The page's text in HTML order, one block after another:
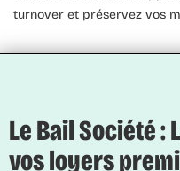
turnover et préservez vos
Le Bail Société
vos loyers